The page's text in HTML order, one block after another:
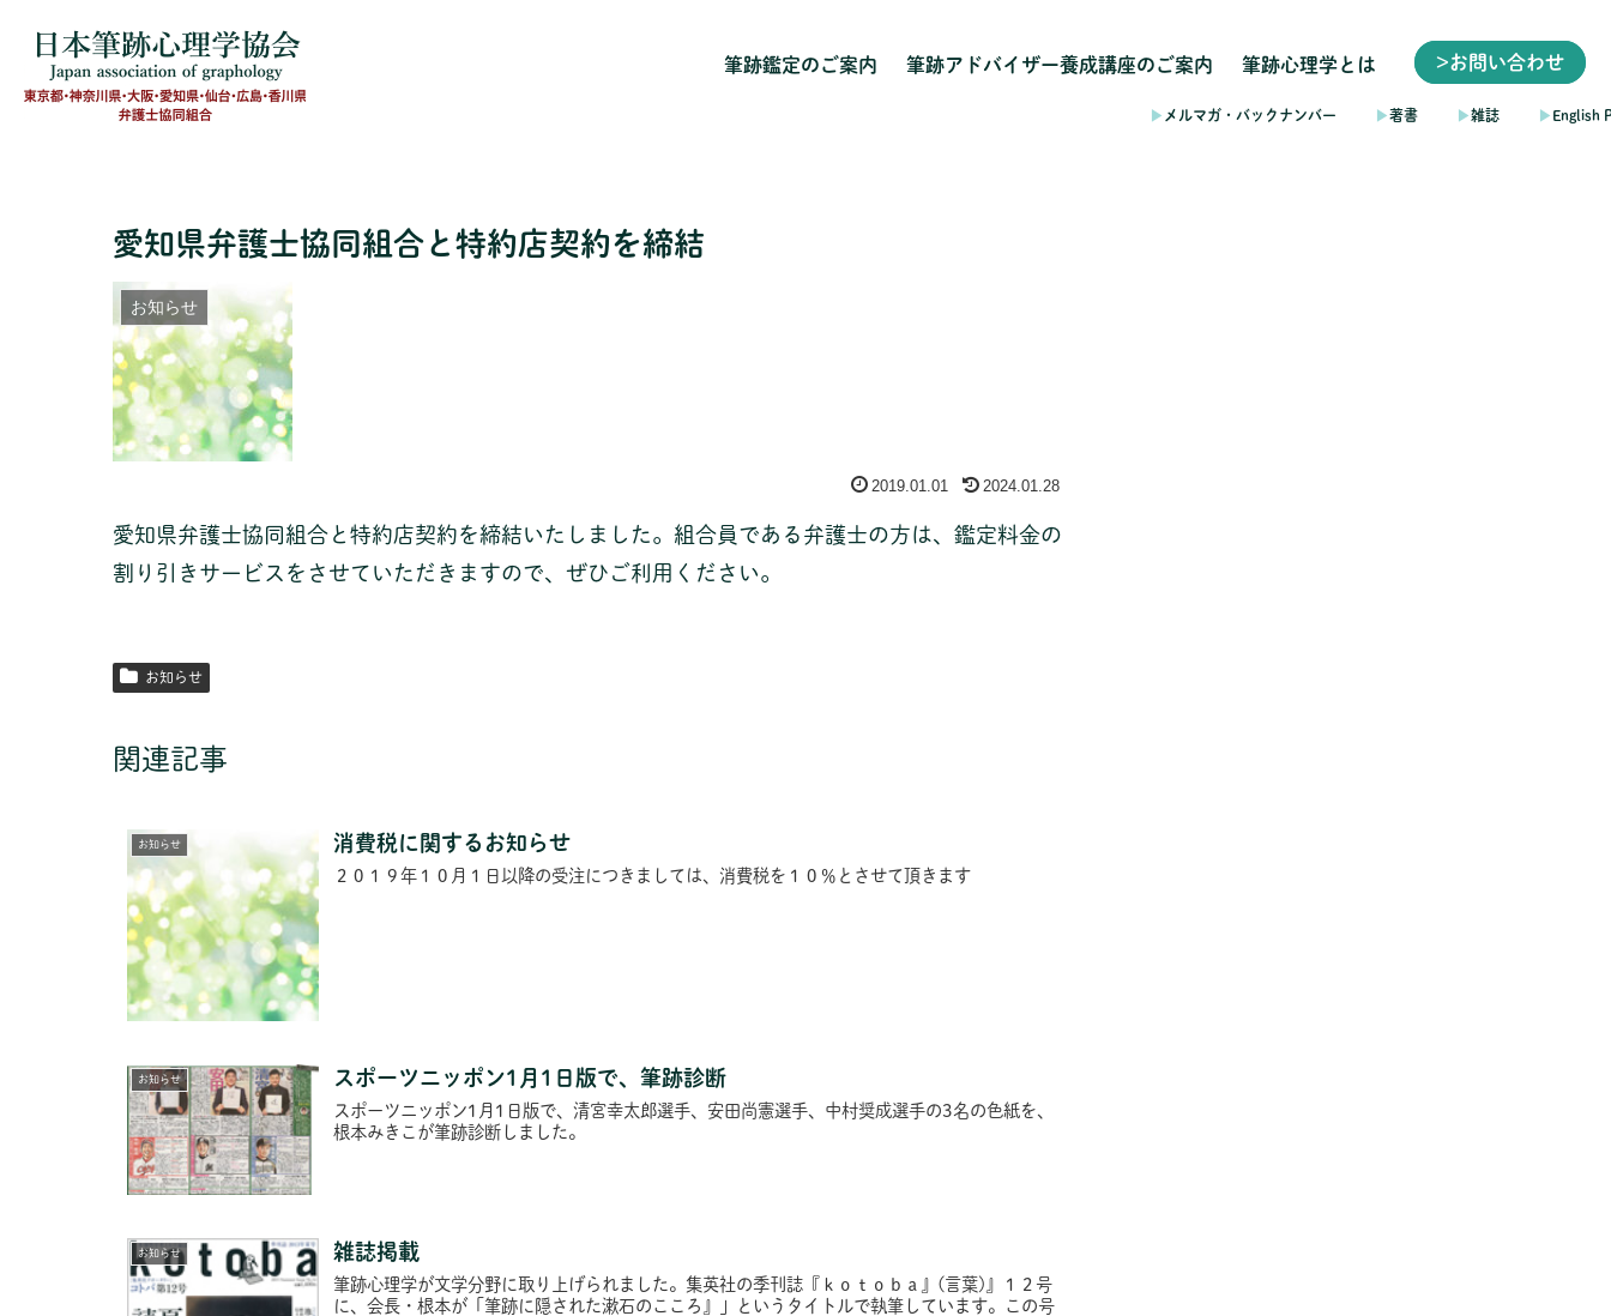
筆跡鑑定のご案内 筆跡アドバイザー養成講座のご案内 筆跡心理学とは >お問い合わせ
▶︎ メルマガ・バックナンバー ▶︎著書 ▶︎雑誌 ▶︎ English
愛知県弁護士協同組合と特約店契約を締結
お知らせ
2019.01.01 2024.01.28
愛知県弁護士協同組合と特約店契約を締結いたしました。組合員である弁護士の方は、鑑定料金の
割り引きサービスをさせていただきますので、ぜひご利用ください。
お知らせ
関連記事
お知らせ 消費税に関するお知らせ
２０１９年１０月１日以降の受注につきましては、消費税を１０％とさせて頂きます
お知らせ スポーツニッポン1月1日版で、筆跡診断
スポーツニッポン1月1日版で、清宮幸太郎選手、安田尚憲選手、中村奨成選手の3名の色紙を、
根本みきこが筆跡診断しました。
お知らせ 雑誌掲載
筆跡心理学が文学分野に取り上げられました。集英社の季刊誌『ｋｏｔｏｂａ』(言葉)』１２号
に、会長・根本が「筆跡に隠された漱石のこころ』」というタイトルで執筆しています。この号